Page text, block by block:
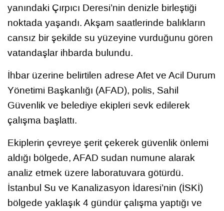
yanındaki Çırpıcı Deresi’nin denizle birleştiği
noktada yaşandı. Akşam saatlerinde balıkların
cansız bir şekilde su yüzeyine vurduğunu gören
vatandaşlar ihbarda bulundu.
İhbar üzerine belirtilen adrese Afet ve Acil Durum
Yönetimi Başkanlığı (AFAD), polis, Sahil
Güvenlik ve belediye ekipleri sevk edilerek
çalışma başlattı.
Ekiplerin çevreye şerit çekerek güvenlik önlemi
aldığı bölgede, AFAD sudan numune alarak
analiz etmek üzere laboratuvara götürdü.
İstanbul Su ve Kanalizasyon İdaresi’nin (İSKİ)
bölgede yaklaşık 4 gündür çalışma yaptığı ve